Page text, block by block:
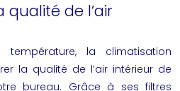
qualité de l’air
la climatisation
la qualité de l’air intérieur de
bureau. Grâce à ses filtres